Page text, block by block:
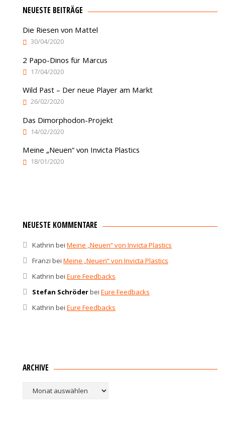
NEUESTE BEITRÄGE
Die Riesen von Mattel
30/04/2020
2 Papo-Dinos für Marcus
17/04/2020
Wild Past – Der neue Player am Markt
26/02/2020
Das Dimorphodon-Projekt
14/02/2020
Meine „Neuen“ von Invicta Plastics
18/01/2020
NEUESTE KOMMENTARE
Kathrin bei Meine „Neuen“ von Invicta Plastics
Franzi bei Meine „Neuen“ von Invicta Plastics
Kathrin bei Eure Feedbacks
Stefan Schröderbei Eure Feedbacks
Kathrin bei Eure Feedbacks
ARCHIVE
Archive